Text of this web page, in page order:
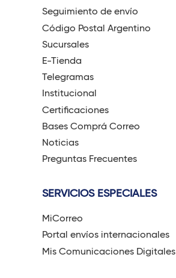
Seguimiento de envío
Código Postal Argentino
Sucursales
E-Tienda
Telegramas
Institucional
Certificaciones
Bases Comprá Correo
Noticias
Preguntas Frecuentes
SERVICIOS ESPECIALES
MiCorreo
Portal envíos internacionales
Mis Comunicaciones Digitales